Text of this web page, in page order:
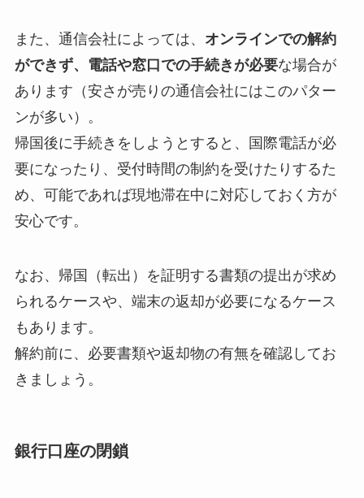
また、通信会社によっては、 オンラインでの解約
ができず、電話や窓口での手続きが必要な場合が
あります（安さが売りの通信会社にはこのパター
ンが多い）。
帰国後に手続きをしようとすると、国際電話が必
要になったり、受付時間の制約を受けたりするた
め、可能であれば現地滞在中に対応しておく方が
安心です。
なお、帰国（転出）を証明する書類の提出が求め
られるケースや、端末の返却が必要になるケース
もあります。
解約前に、必要書類や返却物の有無を確認してお
きましょう。
銀行口座の閉鎖